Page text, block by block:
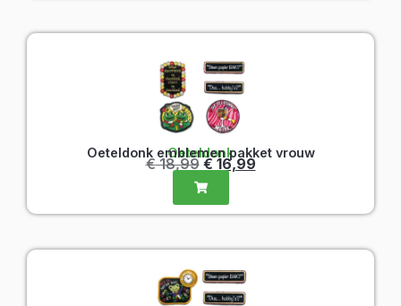
Oeteldonk
Oeteldonk emblemen pakket vrouw
€18,99 € 16,99